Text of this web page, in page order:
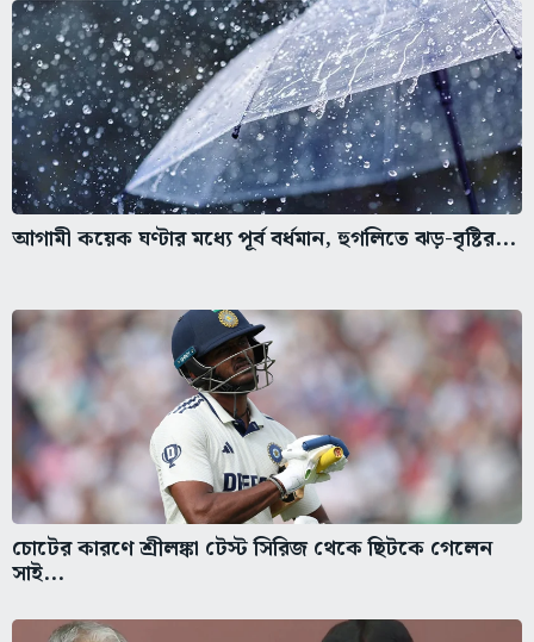
আগামী কয়েক ঘণ্টার মধ্যে পূর্ব বর্ধমান, হুগলিতে ঝড়-বৃষ্টির...
চোটের কারণে শ্রীলঙ্কা টেস্ট সিরিজ থেকে ছিটকে গেলেন
সাই...